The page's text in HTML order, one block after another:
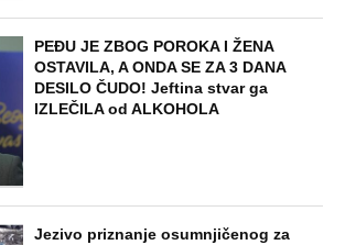
PEĐU JE ZBOG POROKA I ŽENA
OSTAVILA, A ONDA SE ZA 3 DANA
DESILO ČUDO! Jeftina stvar ga
IZLEČILA od ALKOHOLA
Jezivo priznanje osumnjičenog za